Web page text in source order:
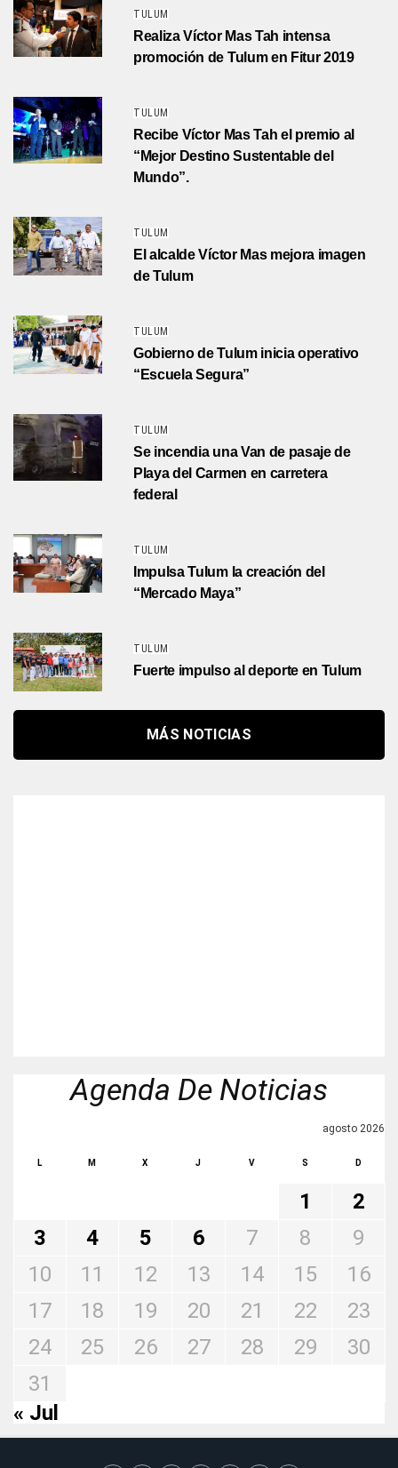
TULUM
Realiza Víctor Mas Tah intensa
promoción de Tulum en Fitur 2019
TULUM
Recibe Víctor Mas Tah el premio al
“Mejor Destino Sustentable del
Mundo”.
TULUM
El alcalde Víctor Mas mejora imagen
de Tulum
TULUM
Gobierno de Tulum inicia operativo
“Escuela Segura”
TULUM
Se incendia una Van de pasaje de
Playa del Carmen en carretera
federal
TULUM
Impulsa Tulum la creación del
“Mercado Maya”
TULUM
Fuerte impulso al deporte en Tulum
MÁS NOTICIAS
Agenda De Noticias
agosto 2026
L M X J V S D
1
2
3
4 5 6 7 8
9
10
11 12 13 14 15
16
17
18 19 20 21 22
23
24
25 26 27 28 29
30
31
« Jul